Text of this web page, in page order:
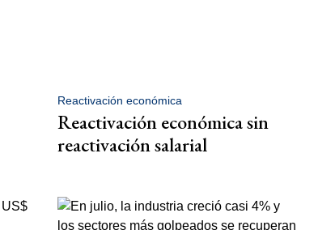
Reactivación económica
Reactivación económica sin
reactivación salarial